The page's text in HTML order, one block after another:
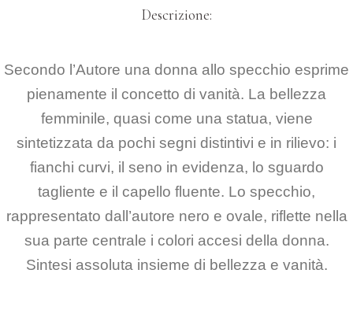
Descrizione:
Secondo l’Autore una donna allo specchio esprime
pienamente il concetto di vanità. La bellezza
femminile, quasi come una statua, viene
sintetizzata da pochi segni distintivi e in rilievo: i
fianchi curvi, il seno in evidenza, lo sguardo
tagliente e il capello fluente. Lo specchio,
rappresentato dall’autore nero e ovale, riflette nella
sua parte centrale i colori accesi della donna.
Sintesi assoluta insieme di bellezza e vanità.